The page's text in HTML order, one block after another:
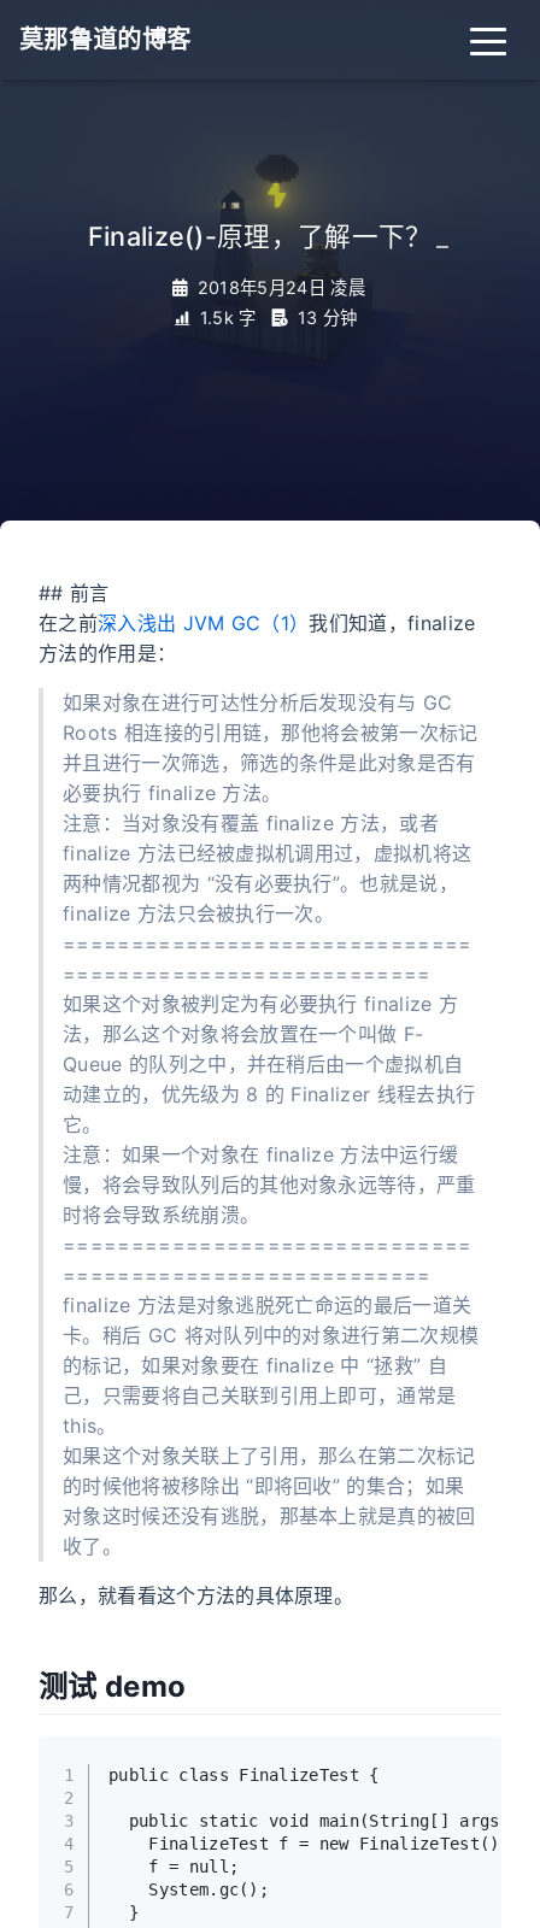
莫那鲁道的博客
Finalize()-原理，了解一下？
2018年5月24日 凌晨
1.5k 字
13 分钟
## 前言
在之前深入浅出 JVM GC（1）我们知道，finalize
方法的作用是：
如果对象在进行可达性分析后发现没有与 GC
Roots 相连接的引用链，那他将会被第一次标记
并且进行一次筛选，筛选的条件是此对象是否有
必要执行 finalize 方法。
注意：当对象没有覆盖 finalize 方法，或者
finalize 方法已经被虚拟机调用过，虚拟机将这
两种情况都视为 “没有必要执行”。也就是说，
finalize 方法只会被执行一次。
==============================
===========================
如果这个对象被判定为有必要执行 finalize 方
法，那么这个对象将会放置在一个叫做 F-
Queue 的队列之中，并在稍后由一个虚拟机自
动建立的，优先级为 8 的 Finalizer 线程去执行
它。
注意：如果一个对象在 finalize 方法中运行缓
慢，将会导致队列后的其他对象永远等待，严重
时将会导致系统崩溃。
==============================
===========================
finalize 方法是对象逃脱死亡命运的最后一道关
卡。稍后 GC 将对队列中的对象进行第二次规模
的标记，如果对象要在 finalize 中 “拯救” 自
己，只需要将自己关联到引用上即可，通常是
this。
如果这个对象关联上了引用，那么在第二次标记
的时候他将被移除出 “即将回收” 的集合；如果
对象这时候还没有逃脱，那基本上就是真的被回
收了。
那么，就看看这个方法的具体原理。
测试 demo
1
2
3
4
5
6
7
public class FinalizeTest {
public static void main(String[] args)
FinalizeTest
f = new FinalizeTest ();
    f =
null ;
    System.gc();
  }